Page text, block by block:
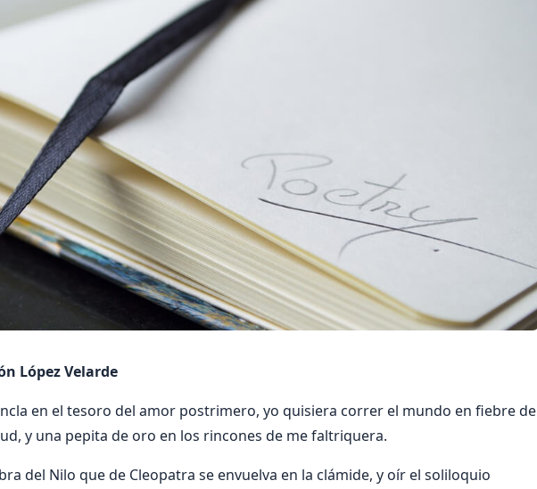
López Velarde
en el tesoro del amor postrimero, yo quisiera correr el mundo en fiebre de
y una pepita de oro en los rincones de me faltriquera.
del Nilo que de Cleopatra se envuelva en la clámide, y oír el soliloquio